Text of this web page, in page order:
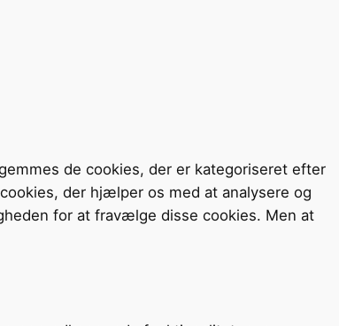
de cookies, der er kategoriseret efter
der hjælper os med at analysere og
for at fravælge disse cookies. Men at